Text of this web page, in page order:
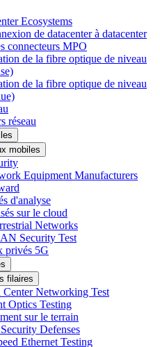
Ecosystems
de datacenter à datacenter
connecteurs MPO
de la fibre optique de niveau
de la fibre optique de niveau
réseau
mobiles
Equipment Manufacturers
d'analyse
sur le cloud
Networks
Security Test
privés 5G
filaires
Center Networking Test
Optics Testing
sur le terrain
Defenses
Ethernet Testing